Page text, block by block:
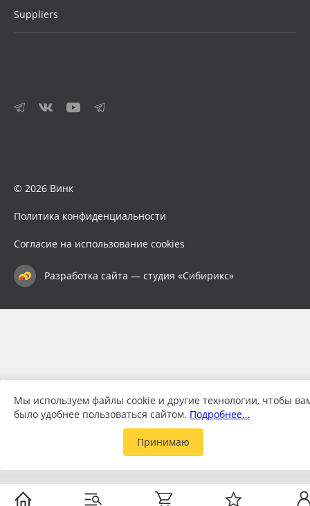
Suppliers
© 2026 Винк
Политика конфиденциальности
Согласие на использование cookies
Разработка сайта — студия «Сибирикс»
Мы используем файлы cookie и другие технологии, чтобы
было удобнее пользоваться сайтом. Подробнее…
Принимаю